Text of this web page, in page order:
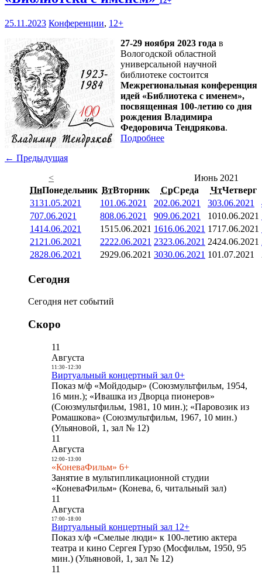
25.11.2023 Конференции, 12+
27-29 ноября 2023 года в
Вологодской областной
универсальной научной
библиотеке состоится
Межрегиональная конференция
идей «Библиотека с именем»,
посвященная 100-летию со дня
рождения Владимира
Федоровича Тендрякова.
Подробнее
← Предыдущая
<
Июнь 2021
ПнПонедельник ВтВторник СрСреда ЧтЧетверг
3131.05.2021 101.06.2021 202.06.2021 303.06.2021
707.06.2021 808.06.2021 909.06.2021 1010.06.2021
1414.06.2021 1515.06.2021 1616.06.2021 1717.06.2021
21 21.06.2021 2222.06.2021 2323.06.2021 2424.06.2021
2828.06.2021 2929.06.2021 3030.06.2021 101.07.2021
Сегодня
Сегодня нет событий
Скоро
11
Августа
11:30- 12:30
Виртуальный концертный зал 0+
Показ м/ф «Мойдодыр» (Союзмультфильм, 1954,
16 мин.); «Ивашка из Дворца пионеров»
(Союзмультфильм, 1981, 10 мин.); «Паровозик из
Ромашкова» (Союзмультфильм, 1967, 10 мин.)
(Ульяновой, 1, зал № 12)
11
Августа
12:00- 13:00
«КоневаФильм» 6+
Занятие в мультипликационной студии
«КоневаФильм» (Конева, 6, читальный зал)
11
Августа
17:00- 18:00
Виртуальный концертный зал 12+
Показ х/ф «Смелые люди» к 100-летию актера
театра и кино Сергея Гурзо (Мосфильм, 1950, 95
мин.) (Ульяновой, 1, зал № 12)
11